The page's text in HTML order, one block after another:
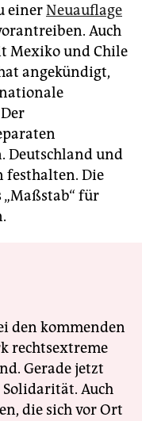
einerNeuauflage
Auch
Mexiko und Chile
angekündigt,
Deutschland und
festhalten. Die
„Maßstab“ für
den kommenden
rechtsextreme
Gerade jetzt
Auch
die sich vor Ort